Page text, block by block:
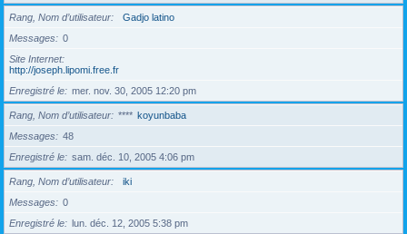
Rang, Nom d’utilisateur
Gadjo latino
Messages
0
Site Internet
http://joseph.lipomi.free.fr
Enregistré le
mer. nov. 30, 2005 12:20 pm
Rang, Nom d’utilisateur **** koyunbaba
Messages
48
Enregistré le
sam. déc. 10, 2005 4:06 pm
Rang, Nom d’utilisateur
iki
Messages
0
Enregistré le
lun. déc. 12, 2005 5:38 pm